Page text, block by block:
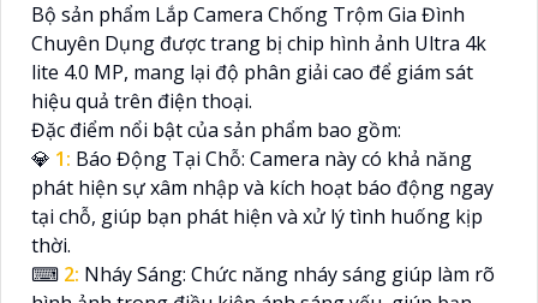
Bộ sản phẩm Lắp Camera Chống Trộm Gia Đình
Chuyên Dụng được trang bị chip hình ảnh Ultra 4k
lite 4.0 MP, mang lại độ phân giải cao để giám sát
hiệu quả trên điện thoại.
Đặc điểm nổi bật của sản phẩm bao gồm:
💎 1: Báo Động Tại Chỗ: Camera này có khả năng
phát hiện sự xâm nhập và kích hoạt báo động ngay
tại chỗ, giúp bạn phát hiện và xử lý tình huống kịp
thời.
⌨ 2: Nháy Sáng: Chức năng nháy sáng giúp làm rõ